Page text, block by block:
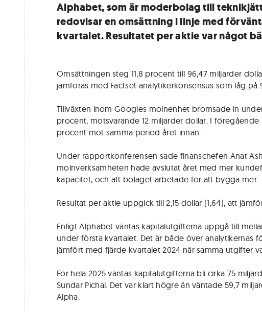
Alphabet, som är moderbolag till
redovisar en omsättning i linje med
kvartalet. Resultatet per aktie var något
Omsättningen steg 11,8 procent till 96,47 miljarder
jämföras med Factset analytikerkonsensus som låg på
Tillväxten inom Googles molnenhet bromsade in
procent, motsvarande 12 miljarder dollar. I föregående
procent mot samma period året innan.
Under rapportkonferensen sade finanschefen Anat
molnverksamheten hade avslutat året med mer
kapacitet, och att bolaget arbetade för att bygga mer.
Resultat per aktie uppgick till 2,15 dollar (1,64), att
Enligt Alphabet väntas kapitalutgifterna uppgå till
under första kvartalet. Det är både över analytikernas
jämfört med fjärde kvartalet 2024 när samma utgifter
För hela 2025 väntas kapitalutgifterna bli cirka 75
Sundar Pichai. Det var klart högre än väntade 59,7
Alpha.